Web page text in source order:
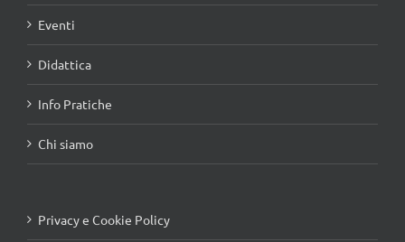
Eventi
Didattica
Info Pratiche
Chi siamo
Privacy e Cookie Policy